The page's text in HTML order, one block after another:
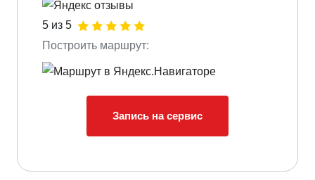
5 из 5
Построить маршрут:
Запись на сервис